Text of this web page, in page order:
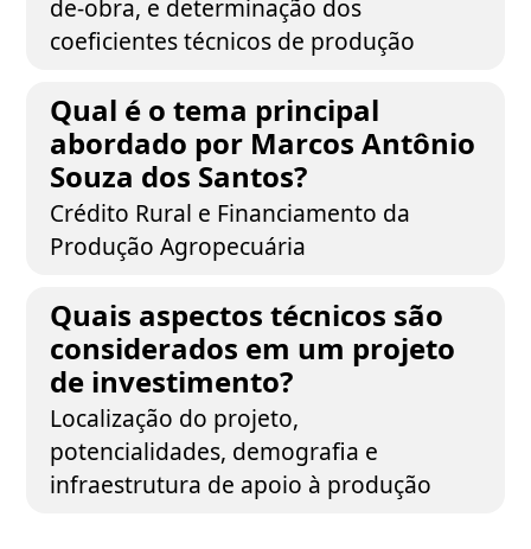
de-obra, e determinação dos
coeficientes técnicos de produção
Qual é o tema principal
abordado por Marcos Antônio
Souza dos Santos?
Crédito Rural e Financiamento da
Produção Agropecuária
Quais aspectos técnicos são
considerados em um projeto
de investimento?
Localização do projeto,
potencialidades, demografia e
infraestrutura de apoio à produção